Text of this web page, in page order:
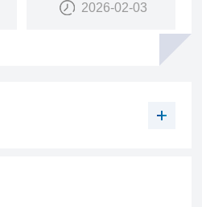
持4-20mA，RS485，LoRa无
2026-02-03